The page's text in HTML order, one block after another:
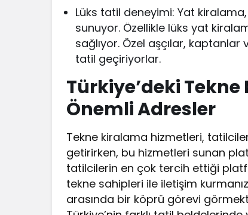
Lüks tatil deneyimi: Yat
sunuyor. Özellikle lüks yat
sağlıyor. Özel aşçılar,
tatil geçiriyorlar.
Türkiye’deki
Önemli Adresler
Tekne kiralama hizmetleri,
getirirken, bu hizmetleri sunan
tatilcilerin en çok tercih ettiği
tekne sahipleri ile iletişim
arasında bir köprü görevi